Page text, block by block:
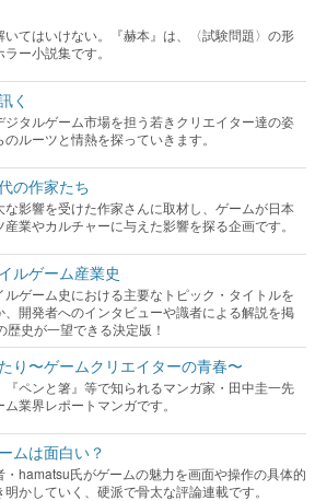
いてはいけない。『赫本』は、〈試験問題〉の形
ー小説集です。
く
ジタルゲーム市場を担う若きクリエイター達の姿
ルーツと情熱を探っていきます。
の作家たち
な影響を受けた作家さんに取材し、ゲームが日本
業やカルチャーに与えた影響を探る企画です。
ルゲーム産業史
ルゲーム史における主要なトピック・タイトルを
、開発者へのインタビューや識者による解説を掲
歴史が一望できる決定版！
り〜ゲームクリエイターの青春〜
『ペンと箸』等で知られるマンガ家・田中圭一先
業界レポートマンガです。
ムは面白い？
・hamatsu氏がゲームの魅力を画面や操作の具体的
かしていく、硬派で骨太な評論連載です。